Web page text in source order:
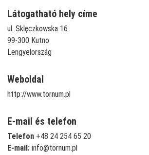
Látogatható hely címe
ul. Sklęczkowska 16
99-300 Kutno
Lengyelország
Weboldal
http://www.tornum.pl
E-mail és telefon
Telefon +48 24 254 65 20
E-mail: info@tornum.pl